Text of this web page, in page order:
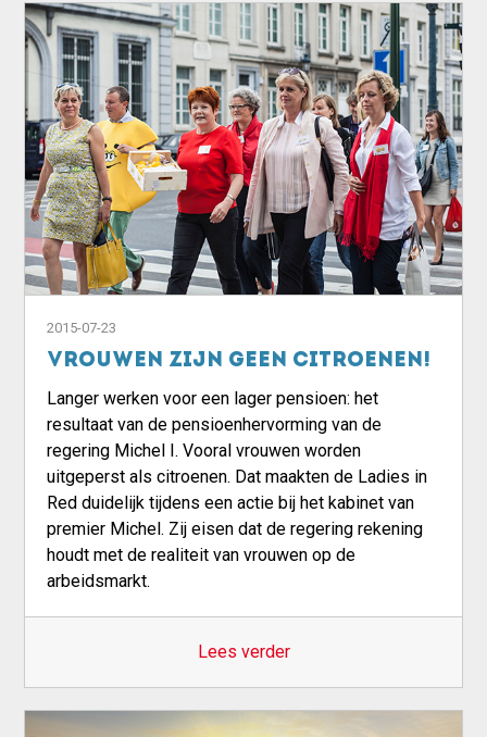
2015-07-23
Vrouwen zijn geen citroenen!
Langer werken voor een lager pensioen: het
resultaat van de pensioenhervorming van de
regering Michel I. Vooral vrouwen worden
uitgeperst als citroenen. Dat maakten de Ladies in
Red duidelijk tijdens een actie bij het kabinet van
premier Michel. Zij eisen dat de regering rekening
houdt met de realiteit van vrouwen op de
arbeidsmarkt.
Lees verder